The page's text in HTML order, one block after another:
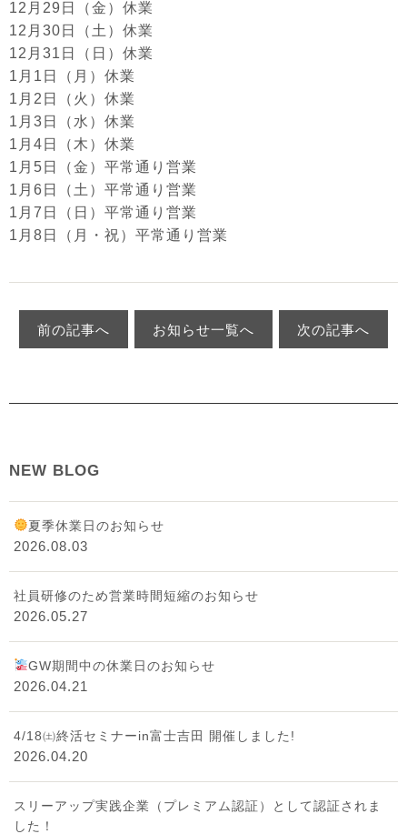
12月29日（金）休業
12月30日（土）休業
12月31日（日）休業
1月1日（月）休業
1月2日（火）休業
1月3日（水）休業
1月4日（木）休業
1月5日（金）平常通り営業
1月6日（土）平常通り営業
1月7日（日）平常通り営業
1月8日（月・祝）平常通り営業
前の記事へ お知らせ一覧へ 次の記事へ
NEW BLOG
夏季休業日のお知らせ
2026.08.03
社員研修のため営業時間短縮のお知らせ
2026.05.27
GW期間中の休業日のお知らせ
2026.04.21
4/18㈯終活セミナーin富士吉田 開催しました!
2026.04.20
スリーアップ実践企業（プレミアム認証）として認証されま
した！